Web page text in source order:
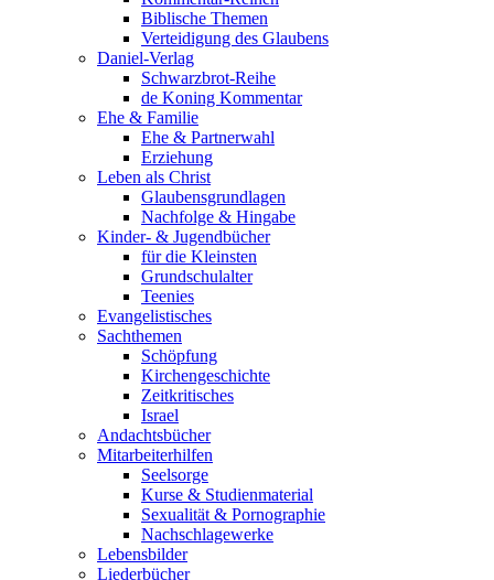
Biblische Themen
Verteidigung des Glaubens
Daniel-Verlag
Schwarzbrot-Reihe
de Koning Kommentar
Ehe & Familie
Ehe & Partnerwahl
Erziehung
Leben als Christ
Glaubensgrundlagen
Nachfolge & Hingabe
Kinder- & Jugendbücher
für die Kleinsten
Grundschulalter
Teenies
Evangelistisches
Sachthemen
Schöpfung
Kirchengeschichte
Zeitkritisches
Israel
Andachtsbücher
Mitarbeiterhilfen
Seelsorge
Kurse & Studienmaterial
Sexualität & Pornographie
Nachschlagewerke
Lebensbilder
Liederbücher